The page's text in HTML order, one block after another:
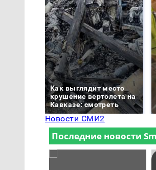
Как выглядит место
крушение вертолета на
Кавказе: смотреть
Новости СМИ2